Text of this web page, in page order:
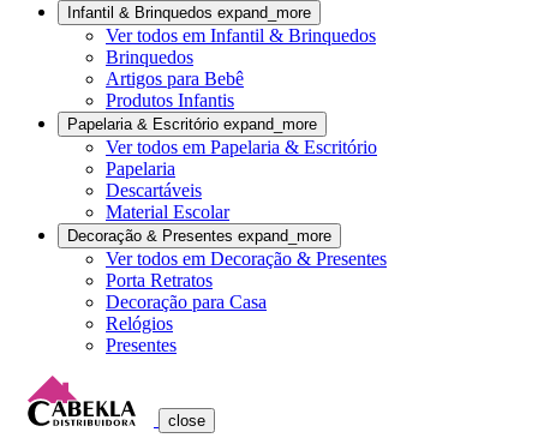
Infantil & Brinquedos expand_more
Ver todos em Infantil & Brinquedos
Brinquedos
Artigos para Bebê
Produtos Infantis
Papelaria & Escritório expand_more
Ver todos em Papelaria & Escritório
Papelaria
Descartáveis
Material Escolar
Decoração & Presentes expand_more
Ver todos em Decoração & Presentes
Porta Retratos
Decoração para Casa
Relógios
Presentes
close